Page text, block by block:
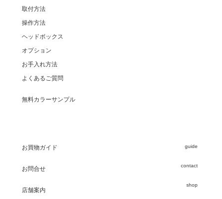
取付方法
操作方法
ヘッドボックス
オプション
お手入れ方法
よくあるご質問
無料カラーサンプル
お買物ガイド
お問合せ
店舗案内
guide
contact
shop